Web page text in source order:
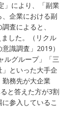
」により、「副業
企業における副
査によると、
した。（リクル
識調査」2019）
ルグループ」「三
といった大手企
務先が大企業
と答えた方が3割
参入しているこ